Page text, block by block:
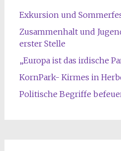
Exkursion und
Zusammenhalt und
erster Stelle
„Europa ist das irdische
KornPark- Kirmes in
Politische Begriffe